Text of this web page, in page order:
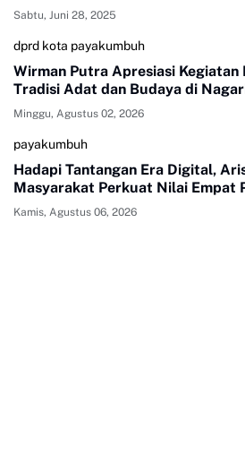
Sabtu, Juni 28, 2025
dprd kota payakumbuh
Wirman Putra Apresiasi Kegiatan
Tradisi Adat dan Budaya di
Minggu, Agustus 02, 2026
payakumbuh
Hadapi Tantangan Era Digital,
Masyarakat Perkuat Nilai Empat
Kamis, Agustus 06, 2026